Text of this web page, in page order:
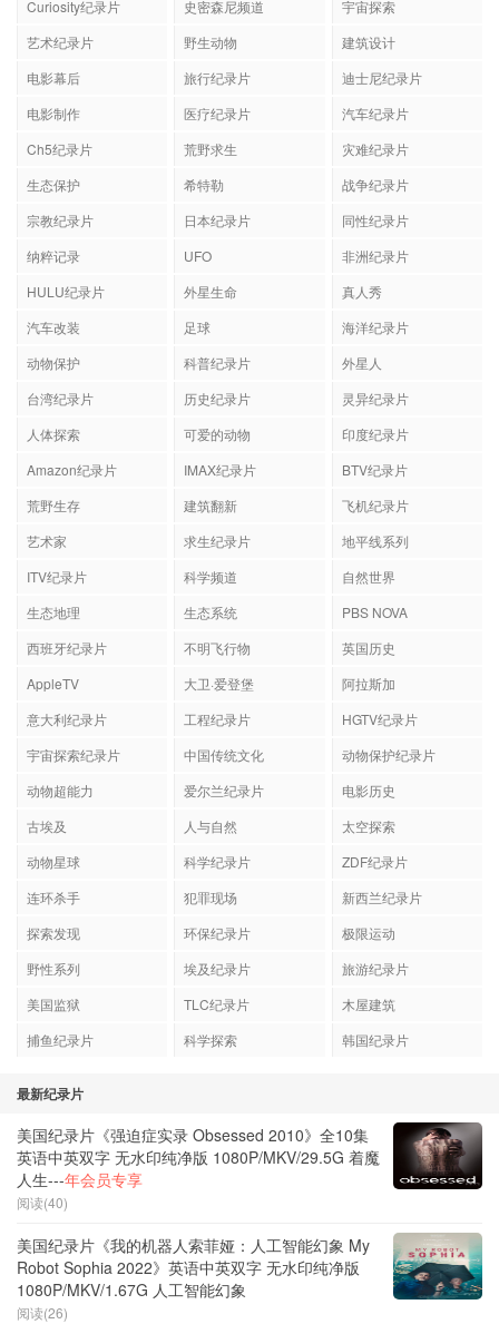
Curiosity纪录片 史密森尼频道
宇宙探索
艺术纪录片
野生动物
建筑设计
电影幕后
旅行纪录片
迪士尼纪录片
电影制作
医疗纪录片
汽车纪录片
Ch5纪录片
荒野求生
灾难纪录片
生态保护
希特勒
战争纪录片
宗教纪录片
日本纪录片
同性纪录片
纳粹记录
UFO
非洲纪录片
HULU纪录片
外星生命
真人秀
汽车改装
足球
海洋纪录片
动物保护
科普纪录片
外星人
台湾纪录片
历史纪录片
灵异纪录片
人体探索
可爱的动物
印度纪录片
Amazon纪录片
IMAX纪录片
BTV纪录片
荒野生存
建筑翻新
飞机纪录片
艺术家
求生纪录片
地平线系列
ITV纪录片
科学频道
自然世界
生态地理
生态系统
PBS NOVA
西班牙纪录片
不明飞行物
英国历史
AppleTV
大卫·爱登堡
阿拉斯加
意大利纪录片
工程纪录片
HGTV纪录片
宇宙探索纪录片
中国传统文化
动物保护纪录片
动物超能力
爱尔兰纪录片
电影历史
古埃及
人与自然
太空探索
动物星球
科学纪录片
ZDF纪录片
连环杀手
犯罪现场
新西兰纪录片
探索发现
环保纪录片
极限运动
野性系列
埃及纪录片
旅游纪录片
美国监狱
TLC纪录片
木屋建筑
捕鱼纪录片
科学探索 韩国纪录片
最新纪录片
美国纪录片《强迫症实录 Obsessed 2010》全10集
英语中英双字 无水印纯净版 1080P/MKV/29.5G 着魔
人生---年会员专享
阅读(40)
美国纪录片《我的机器人索菲娅：人工智能幻象 My
Robot Sophia 2022》英语中英双字 无水印纯净版
1080P/MKV/1.67G 人工智能幻象
阅读(26)